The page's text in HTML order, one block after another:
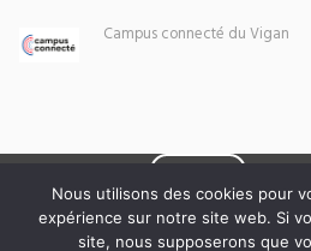
Campus connecté du Vigan
Mentions légales
Nous utilisons des cookies pour
expérience sur notre site web. Si
site, nous supposerons que